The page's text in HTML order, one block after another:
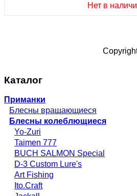
Нет в
Каталог
Приманки
Блесны вращающиеся
Блесны колеблющиеся
Yo-Zuri
Taimen 777
BUCH SALMON Special
D-3 Custom Lure's
Art Fishing
Ito.Craft